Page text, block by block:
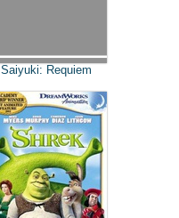
Saiyuki: Requiem